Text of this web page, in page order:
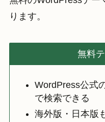
ります。
無料
WordPress公式
で検索できる
海外版・日本版